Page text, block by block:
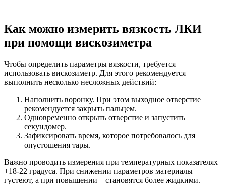
Как можно измерить вязкость ЛКИ
при помощи вискозиметра
Чтобы определить параметры вязкости, требуется
использовать вискозиметр. Для этого рекомендуется
выполнить несколько несложных действий:
Наполнить воронку. При этом выходное отверстие
рекомендуется закрыть пальцем.
Одновременно открыть отверстие и запустить
секундомер.
Зафиксировать время, которое потребовалось для
опустошения тары.
Важно проводить измерения при температурных показателях
+18-22 градуса. При снижении параметров материалы
густеют, а при повышении – становятся более жидкими.